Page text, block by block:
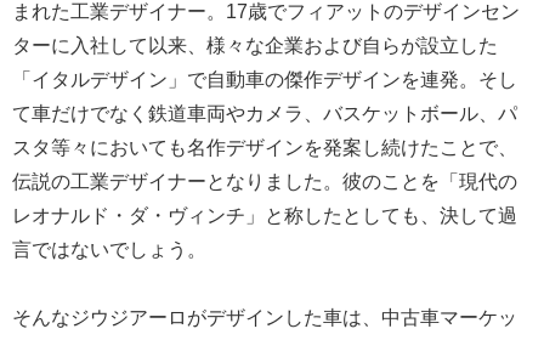
まれた工業デザイナー。17歳でフィアットのデザインセン
ターに入社して以来、様々な企業および自らが設立した
「イタルデザイン」で自動車の傑作デザインを連発。そし
て車だけでなく鉄道車両やカメラ、バスケットボール、パ
スタ等々においても名作デザインを発案し続けたことで、
伝説の工業デザイナーとなりました。彼のことを「現代の
レオナルド・ダ・ヴィンチ」と称したとしても、決して過
言ではないでしょう。
そんなジウジアーロがデザインした車は、中古車マーケッ